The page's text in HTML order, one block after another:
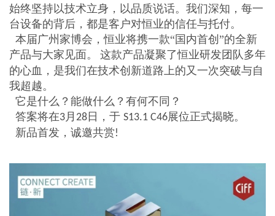
始终坚持以技术立身，以品质说话。我们深知，每一
台设备的背后，都是客户对恒业的信任与托付。
本届广州家博会，恒业将携一款“国内首创”的全新
产品与大家见面。
这款产品凝聚了恒业研发团队多年
的心血，是我们在技术创新道路上的又一次突破与自
我超越。
它是什么？能做什么？有何不同？
答案将在3 月 28日，于 S13.1 C46展位正式揭晓。
新品首发，诚邀共赏!